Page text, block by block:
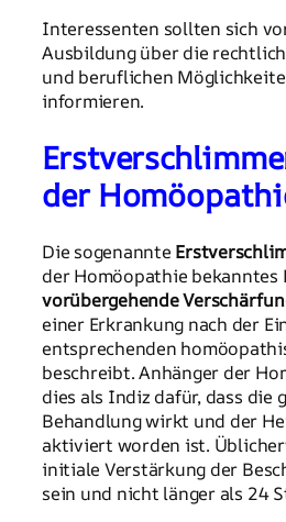
Interessenten sollten sich
Ausbildung über die
und beruflichen
informieren.
der
Die sogenannte
der Homöopathie bekanntes
vorübergehende
einer Erkrankung nach der
entsprechenden
beschreibt. Anhänger der
dies als Indiz dafür, dass die
Behandlung wirkt und der
aktiviert worden ist.
initiale Verstärkung der
sein und nicht länger als 24